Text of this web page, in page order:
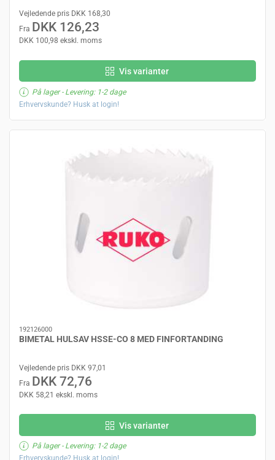
Vejledende pris DKK 168,30
Fra DKK 126,23
DKK 100,98 ekskl. moms
Vis varianter
På lager- Levering: 1-2 dage
Erhvervskunde? Husk at login!
192126000
BIMETAL HULSAV HSSE-CO 8 MED FINFORTANDING
Vejledende pris DKK 97,01
Fra DKK 72,76
DKK 58,21 ekskl. moms
Vis varianter
På lager- Levering: 1-2 dage
Erhvervskunde? Husk at login!